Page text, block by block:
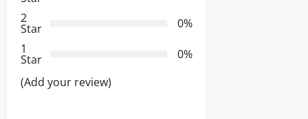
d
e
e
2
Star
0%
1
Star
0%
(Add your review)